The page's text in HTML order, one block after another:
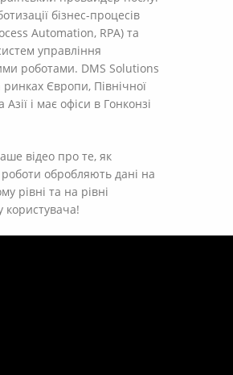
бізнес-процесів
Automation, RPA) та
управління
роботами. DMS Solutions
Європи, Північної
і має офіси в Гонконзі
відео про те, як
обробляють дані на
рівні та на рівні
користувача!